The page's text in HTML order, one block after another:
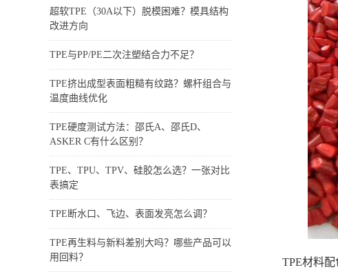
超软TPE（30A以下）脱模困难？模具结构
改进方向
TPE与PP/PE二次注塑结合力不足？
TPE挤出成型表面粗糙有纹路？螺杆组合与
温度曲线优化
TPE硬度测试方法：邵氏A、邵氏D、
ASKER C有什么区别？
TPE、TPU、TPV、硅胶怎么选？一张对比
表搞定
TPE断水口、飞边、表面发亮怎么调？
TPE再生料与新料差别大吗？哪些产品可以
用回料？
TPE材料配